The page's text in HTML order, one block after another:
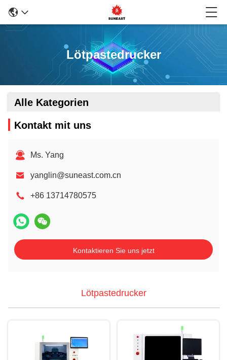
Lötpastedrucker
Alle Kategorien
Kontakt mit uns
Ms. Yang
yanglin@suneast.com.cn
+86 13714780575
Kontaktieren Sie uns jetzt
Lötpastedrucker